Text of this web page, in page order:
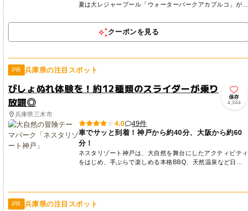
夏は大レジャープール「ウォーターパークアカプルコ」がＯ
いま...
クーポンを見る
PR 兵庫県の注目スポット
びしょぬれ体験を！約12種類のスライダーが乗り
放題◎
兵庫県三木市
保存
4,344
4.0
49件
車でサッと到着！神戸から約40分、大阪から約60
分！
ネスタリゾート神戸は、大自然を舞台にしたアクティビティ
をはじめ、手ぶらで楽しめる本格BBQ、天然温泉など日帰
PR 兵庫県の注目スポット